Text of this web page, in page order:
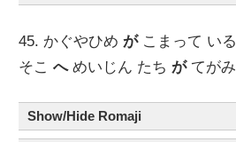
45. かぐやひめがこまって いる
そこへめいじん たちがてがみ
Show/Hide Romaji